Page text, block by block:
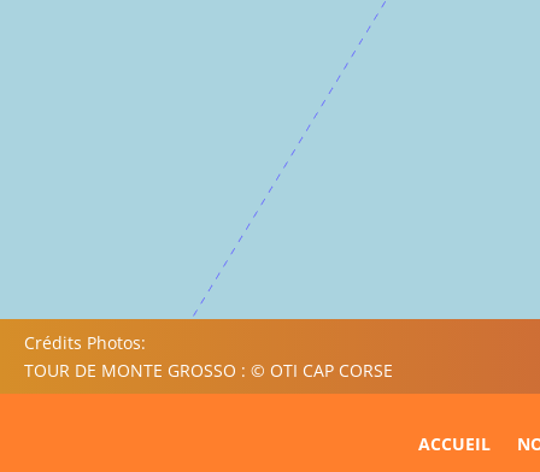
Crédits Photos:
TOUR DE MONTE GROSSO : © OTI CAP CORSE
ACCUEIL